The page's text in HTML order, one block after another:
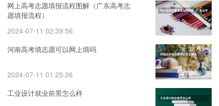
网上高考志愿填报流程图解（广东高考志
愿填报流程）
2024-07-11 02:39:56
河南高考填志愿可以网上填吗
2024-07-11 01:25:26
工业设计就业前景怎么样